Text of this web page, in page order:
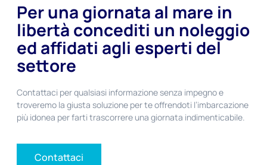
Per una giornata al mare in
libertà concediti un noleggio
ed affidati agli esperti del
settore
Contattaci per qualsiasi informazione senza impegno e
troveremo la giusta soluzione per te offrendoti l’imbarcazione
più idonea per farti trascorrere una giornata indimenticabile.
Contattaci